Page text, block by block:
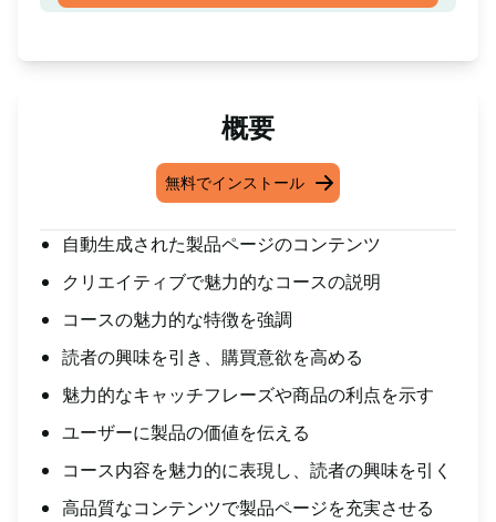
概要
無料でインストール
自動生成された製品ページのコンテンツ
クリエイティブで魅力的なコースの説明
コースの魅力的な特徴を強調
読者の興味を引き、購買意欲を高める
魅力的なキャッチフレーズや商品の利点を示す
ユーザーに製品の価値を伝える
コース内容を魅力的に表現し、読者の興味を引く
高品質なコンテンツで製品ページを充実させる